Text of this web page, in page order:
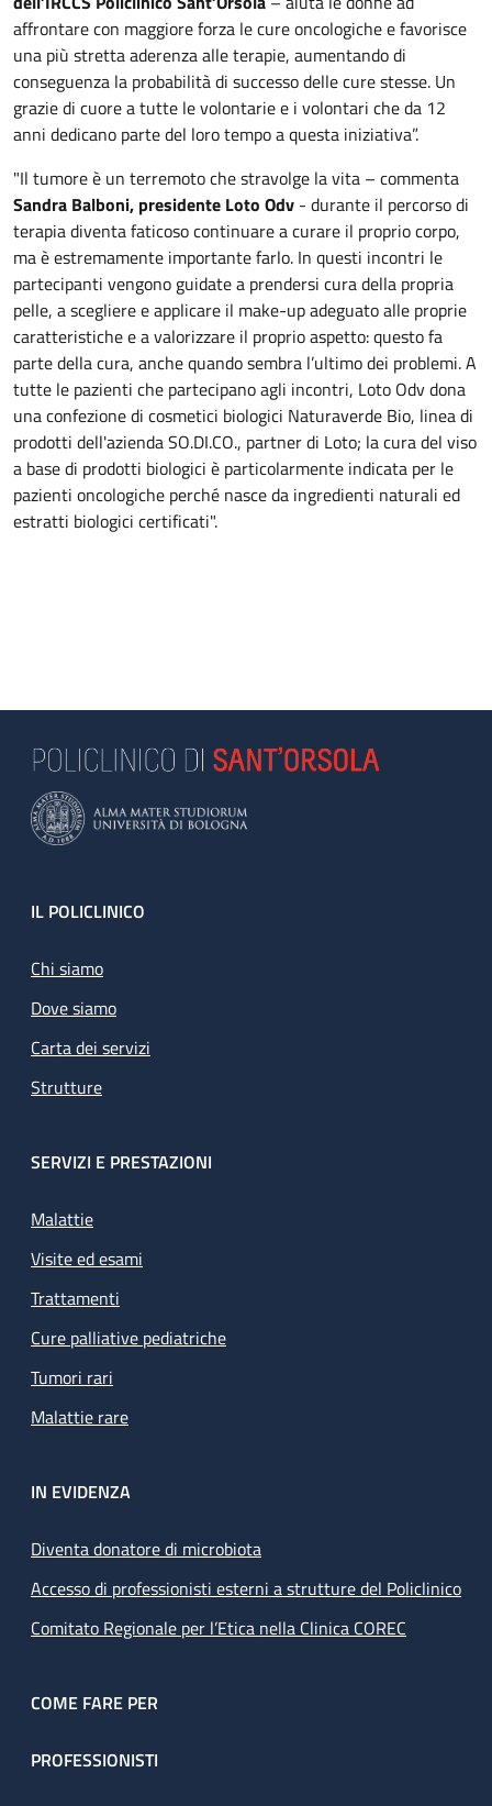
affrontare con maggiore forza le cure oncologiche e favorisce
una più stretta aderenza alle terapie, aumentando di
conseguenza la probabilità di successo delle cure stesse. Un
grazie di cuore a tutte le volontarie e i volontari che da 12
anni dedicano parte del loro tempo a questa iniziativa”.
"Il tumore è un terremoto che stravolge la vita – commenta
Sandra Balboni, presidente Loto Odv - durante il percorso di
terapia diventa faticoso continuare a curare il proprio corpo,
ma è estremamente importante farlo. In questi incontri le
partecipanti vengono guidate a prendersi cura della propria
pelle, a scegliere e applicare il make-up adeguato alle proprie
caratteristiche e a valorizzare il proprio aspetto: questo fa
parte della cura, anche quando sembra l’ultimo dei problemi. A
tutte le pazienti che partecipano agli incontri, Loto Odv dona
una confezione di cosmetici biologici Naturaverde Bio, linea di
prodotti dell'azienda SO.DI.CO., partner di Loto; la cura del viso
a base di prodotti biologici è particolarmente indicata per le
pazienti oncologiche perché nasce da ingredienti naturali ed
estratti biologici certificati".
Footer
IL POLICLINICO
Chi siamo
Dove siamo
Carta dei servizi
Strutture
SERVIZI E PRESTAZIONI
Malattie
Visite ed esami
Trattamenti
Cure palliative pediatriche
Tumori rari
Malattie rare
IN EVIDENZA
Diventa donatore di microbiota
Accesso di professionisti esterni a strutture del Policlinico
Comitato Regionale per l’Etica nella Clinica COREC
COME FARE PER
PROFESSIONISTI